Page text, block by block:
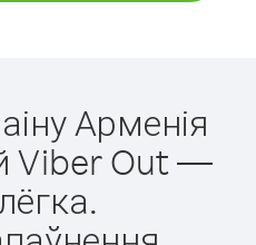
Арменія
Viber Out —